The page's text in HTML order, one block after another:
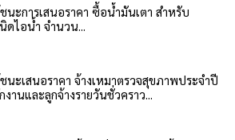
นะการเสนอราคา ซื้อน้ำมันเตา สำหรับ
นิดไอน้ำ จำนวน...
นะเสนอราคา จ้างเหมาตรวจสุขภาพประจำปี
านและลูกจ้างรายวันชั่วคราว...